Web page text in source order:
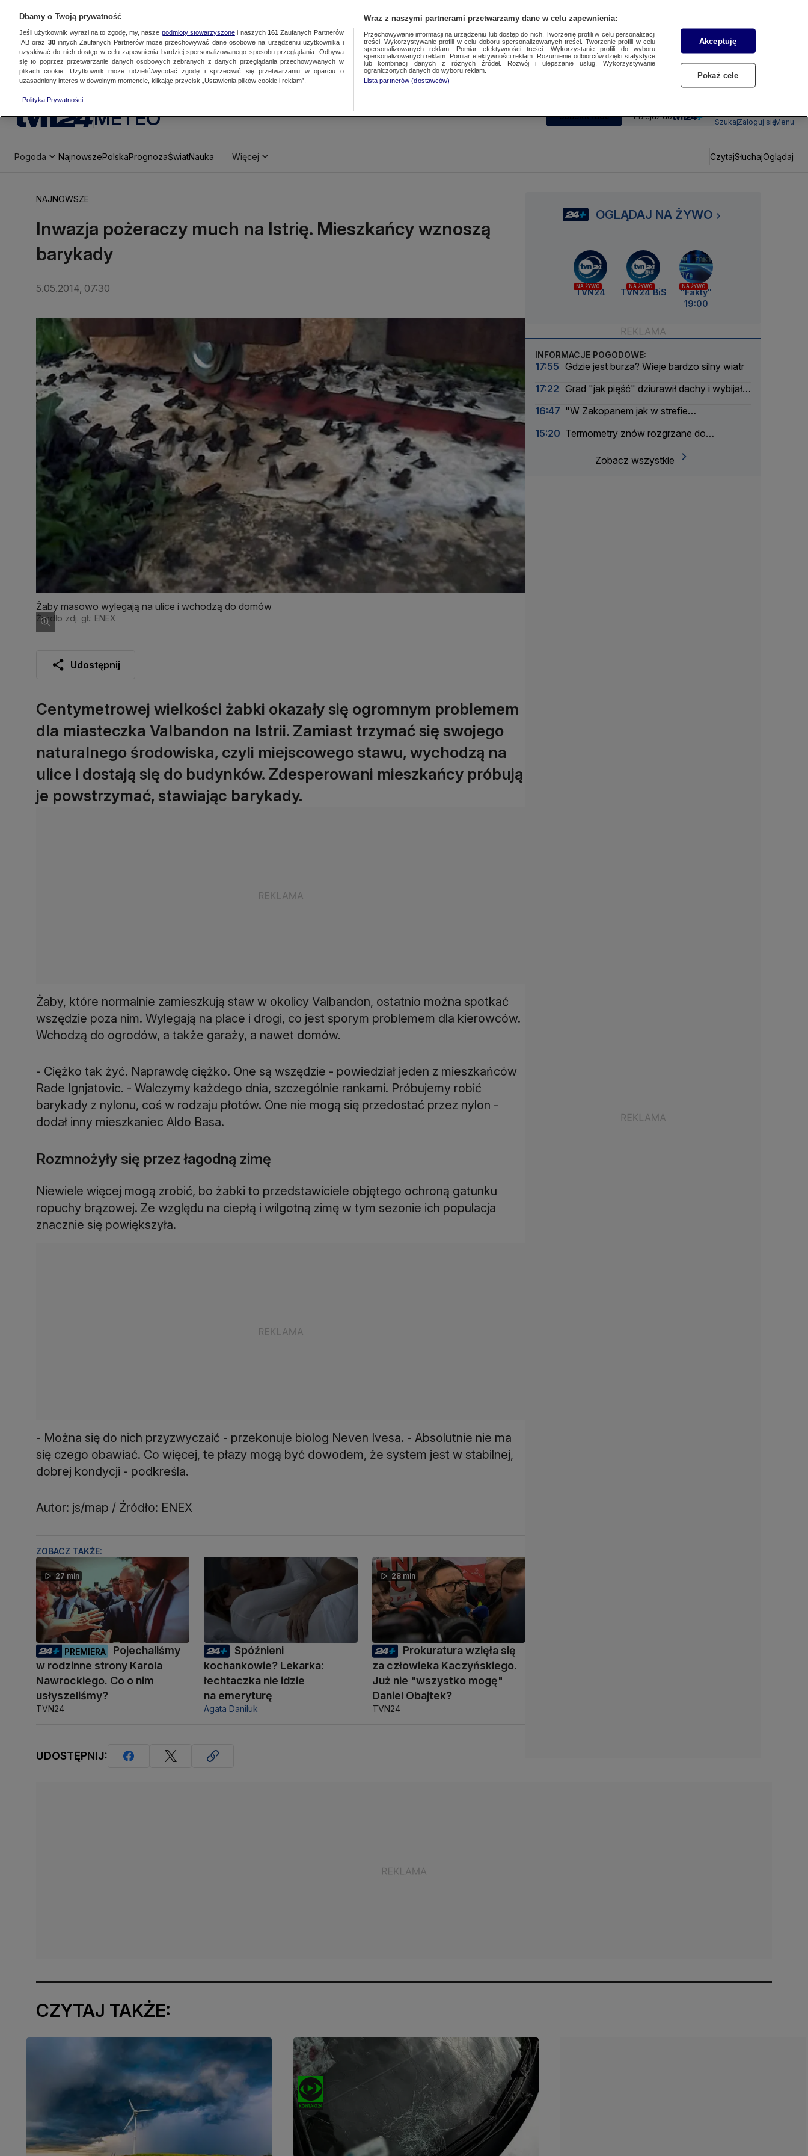
METEO SUBSKRYBUJ Przejdź do
SzukajZaloguj sięMenu
Pogoda NajnowszePolskaPrognozaŚwiatNauka Więcej CzytajSłuchajOglądaj
NAJNOWSZE
Inwazja pożeraczy much na Istrię. Mieszkańcy wznoszą
barykady
5.05.2014, 07:30
Żaby masowo wylegają na ulice i wchodzą do domów
Źródło zdj. gł.: ENEX
Udostępnij
Centymetrowej wielkości żabki okazały się ogromnym problemem
dla miasteczka Valbandon na Istrii. Zamiast trzymać się swojego
naturalnego środowiska, czyli miejscowego stawu, wychodzą na
ulice i dostają się do budynków. Zdesperowani mieszkańcy próbują
je powstrzymać, stawiając barykady.
Żaby, które normalnie zamieszkują staw w okolicy Valbandon, ostatnio można spotkać
wszędzie poza nim. Wylegają na place i drogi, co jest sporym problemem dla kierowców.
Wchodzą do ogrodów, a także garaży, a nawet domów.
- Ciężko tak żyć. Naprawdę ciężko. One są wszędzie - powiedział jeden z mieszkańców
Rade Ignjatovic. - Walczymy każdego dnia, szczególnie rankami. Próbujemy robić
barykady z nylonu, coś w rodzaju płotów. One nie mogą się przedostać przez nylon -
dodał inny mieszkaniec Aldo Basa.
Rozmnożyły się przez łagodną zimę
Niewiele więcej mogą zrobić, bo żabki to przedstawiciele objętego ochroną gatunku
ropuchy brązowej. Ze względu na ciepłą i wilgotną zimę w tym sezonie ich populacja
znacznie się powiększyła.
- Można się do nich przyzwyczaić - przekonuje biolog Neven Ivesa. - Absolutnie nie ma
się czego obawiać. Co więcej, te płazy mogą być dowodem, że system jest w stabilnej,
dobrej kondycji - podkreśla.
Autor: js/map / Źródło: ENEX
ZOBACZ TAKŻE:
27 min
PREMIERA
Pojechaliśmy
w rodzinne strony Karola
Nawrockiego. Co o nim
usłyszeliśmy?
TVN24
Spóźnieni
kochankowie? Lekarka:
łechtaczka nie idzie
na emeryturę
Agata Daniluk
28 min
Prokuratura wzięła się
za człowieka Kaczyńskiego.
Już nie "wszystko mogę"
Daniel Obajtek?
TVN24
UDOSTĘPNIJ:
OGLĄDAJ NA ŻYWO
NA ŻYWO
TVN24
NA ŻYWO
TVN24 BiS
NA ŻYWO
"Fakty"
19:00
INFORMACJE POGODOWE:
17:55 Gdzie jest burza? Wieje bardzo silny wiatr
17:22 Grad "jak pięść" dziurawił dachy i wybijał
16:47 "W Zakopanem jak w strefie
15:20 Termometry znów rozgrzane do
Zobacz wszystkie
CZYTAJ TAKŻE:
Dbamy o Twoją prywatność
Jeśli użytkownik wyrazi na to zgodę, my, nasze podmioty stowarzyszonei naszych 161 Zaufanych Partnerów
IAB oraz 30innych Zaufanych Partnerów może przechowywać dane osobowe na urządzeniu użytkownika i
uzyskiwać do nich dostęp w celu zapewnienia bardziej spersonalizowanego sposobu przeglądania. Odbywa
się to poprzez przetwarzanie danych osobowych zebranych z danych przeglądania przechowywanych w
plikach cookie. Użytkownik może udzielić/wycofać zgodę i sprzeciwić się przetwarzaniu w oparciu o
uzasadniony interes w dowolnym momencie, klikając przycisk „Ustawienia plików cookie i reklam”.
Polityka Prywatności
Wraz z naszymi partnerami przetwarzamy dane w celu zapewnienia:
Przechowywanie informacji na urządzeniu lub dostęp do nich. Tworzenie profili w celu personalizacji
treści. Wykorzystywanie profili w celu doboru spersonalizowanych treści. Tworzenie profili w celu
spersonalizowanych reklam. Pomiar efektywności treści. Wykorzystanie profili do wyboru
spersonalizowanych reklam. Pomiar efektywności reklam. Rozumienie odbiorców dzięki statystyce
lub kombinacji danych z różnych źródeł. Rozwój i ulepszanie usług. Wykorzystywanie
ograniczonych danych do wyboru reklam.
Lista partnerów (dostawców)
Akceptuję
Pokaż cele